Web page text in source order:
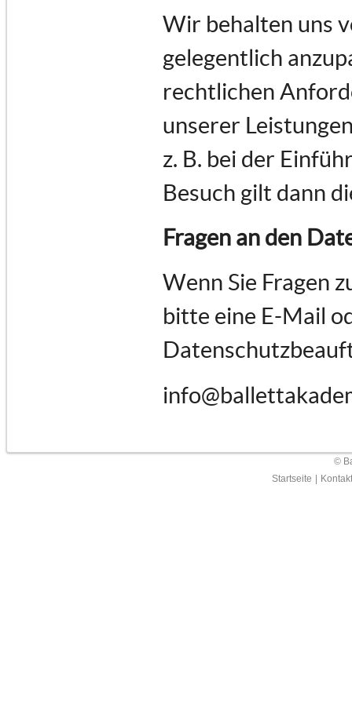
Wir behalten uns
gelegentlich
rechtlichen
unserer
z. B. bei der
Besuch gilt dann
Fragen an den
Wenn Sie Fragen
bitte eine E-Mail
©
Startseite
Kontakt